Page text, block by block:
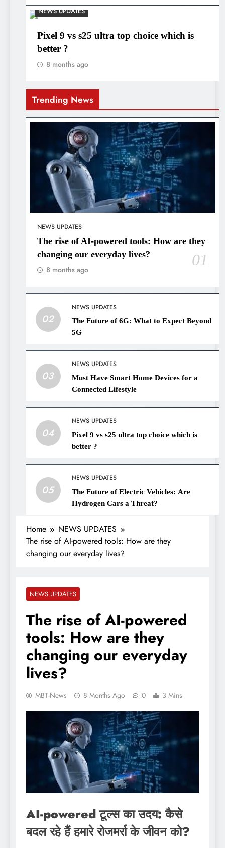
Home
NEWS UPDATES
The rise of AI-powered tools: How are they
changing our everyday lives?
NEWS UPDATES
The rise of AI-powered
tools: How are they
changing our everyday
lives?
MBT-News 8 Months Ago 0 3 Mins
AI-powered टूल्स का उदय: कैसे
बदल रहे हैं हमारे रोजमर्रा के जीवन को?
NEWS UPDATES
Pixel 9 vs s25 ultra top choice which is
better ?
8 months ago
Trending News
NEWS UPDATES
The rise of AI-powered tools: How are they
changing our everyday lives?
01
8 months ago
02
NEWS UPDATES
The Future of 6G: What to Expect Beyond
5G
03
NEWS UPDATES
Must Have Smart Home Devices for a
Connected Lifestyle
04
NEWS UPDATES
Pixel 9 vs s25 ultra top choice which is
better ?
05
NEWS UPDATES
The Future of Electric Vehicles: Are
Hydrogen Cars a Threat?